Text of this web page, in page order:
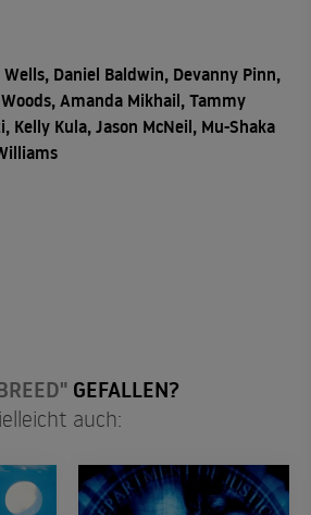
Daniel Baldwin, Devanny Pinn,
Amanda Mikhail, Tammy
Kelly Kula, Jason McNeil, Mu-Shaka
GEFALLEN?
auch: